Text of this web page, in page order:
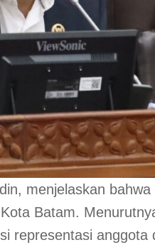
menjelaskan
Batam.
representasi anggota